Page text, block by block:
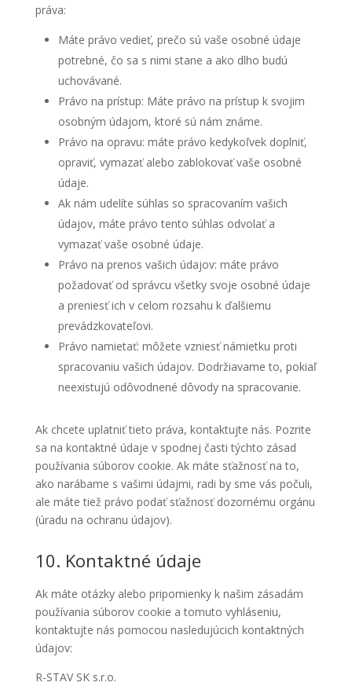
práva:
Máte právo vedieť, prečo sú vaše osobné údaje
potrebné, čo sa s nimi stane a ako dlho budú
uchovávané.
Právo na prístup: Máte právo na prístup k svojim
osobným údajom, ktoré sú nám známe.
Právo na opravu: máte právo kedykoľvek doplniť,
opraviť, vymazať alebo zablokovať vaše osobné
údaje.
Ak nám udelíte súhlas so spracovaním vašich
údajov, máte právo tento súhlas odvolať a
vymazať vaše osobné údaje.
Právo na prenos vašich údajov: máte právo
požadovať od správcu všetky svoje osobné údaje
a preniesť ich v celom rozsahu k ďalšiemu
prevádzkovateľovi.
Právo namietať: môžete vzniesť námietku proti
spracovaniu vašich údajov. Dodržiavame to, pokiaľ
neexistujú odôvodnené dôvody na spracovanie.
Ak chcete uplatniť tieto práva, kontaktujte nás. Pozrite
sa na kontaktné údaje v spodnej časti týchto zásad
používania súborov cookie. Ak máte sťažnosť na to,
ako narábame s vašimi údajmi, radi by sme vás počuli,
ale máte tiež právo podať sťažnosť dozornému orgánu
(úradu na ochranu údajov).
10. Kontaktné údaje
Ak máte otázky alebo pripomienky k našim zásadám
používania súborov cookie a tomuto vyhláseniu,
kontaktujte nás pomocou nasledujúcich kontaktných
údajov:
R-STAV SK s.r.o.